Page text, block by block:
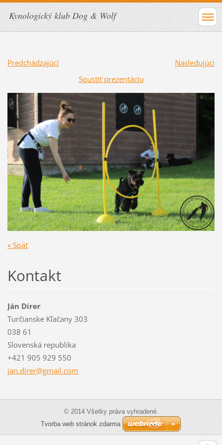
Kynologický klub Dog & Wolf
Predchádzajúci
Nasledujúci
Spustiť prezentáciu
« Späť
Kontakt
Ján Dírer
Turčianske Kľačany 303
038 61
Slovenská republika
+421 905 929 550
jan.direr@gmail.com
© 2014 Všetky práva vyhradené.
Tvorba web stránok zdarma